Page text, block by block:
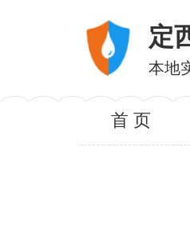
定
本地
首 页